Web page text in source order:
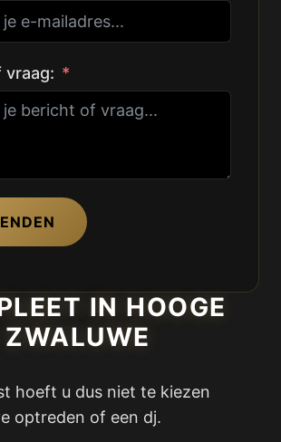
vraag:
IN HOOGE
ZWALUWE
hoeft u dus niet te kiezen
optreden of een dj.